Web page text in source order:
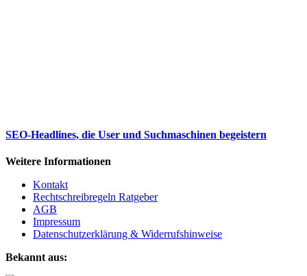
SEO-Headlines, die User und Suchmaschinen begeistern
Weitere Informationen
Kontakt
Rechtschreibregeln Ratgeber
AGB
Impressum
Datenschutzerklärung & Widerrufshinweise
Bekannt aus: